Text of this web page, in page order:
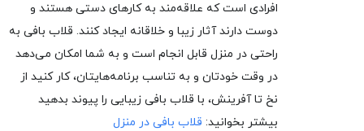
افرادی است که علاقه‌مند به کارهای دستی هستند و
دوست دارند آثار زیبا و خلاقانه ایجاد کنند. قلاب بافی به
راحتی در منزل قابل انجام است و به شما امکان می‌دهد
در وقت خودتان و به تناسب برنامه‌هایتان، کار کنید از
نخ تا آفرینش، با قلاب بافی زیبایی را پیوند بدهید
بیشتر بخوانید: قلاب بافی در منزل